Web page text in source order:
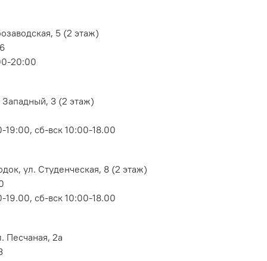
5 (2 этаж)
20:00
3 (2 этаж)
сб-вск 10:00-18.00
ул. Студенческая, 8 (2 этаж)
сб-вск 10:00-18.00
Песчаная, 2а